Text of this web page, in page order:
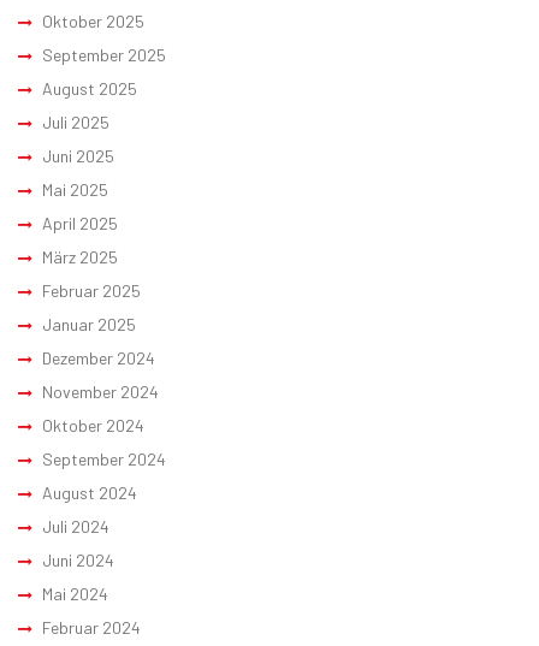
Oktober 2025
September 2025
August 2025
Juli 2025
Juni 2025
Mai 2025
April 2025
März 2025
Februar 2025
Januar 2025
Dezember 2024
November 2024
Oktober 2024
September 2024
August 2024
Juli 2024
Juni 2024
Mai 2024
Februar 2024